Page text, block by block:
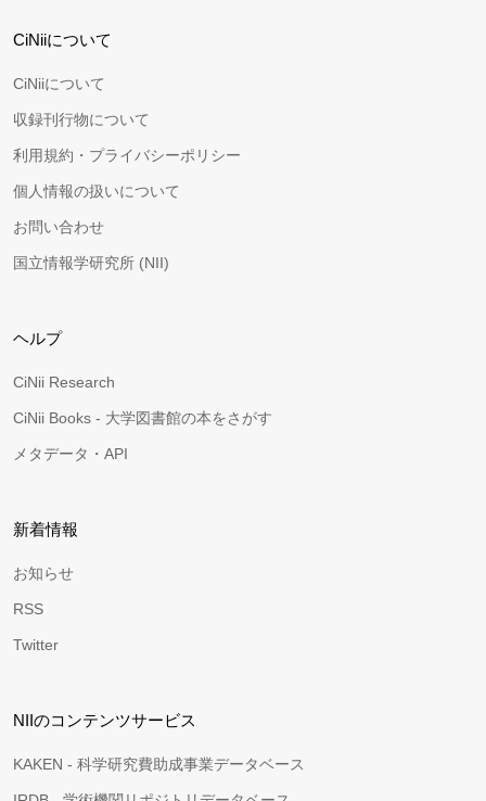
CiNiiについて
CiNiiについて
収録刊行物について
利用規約・プライバシーポリシー
個人情報の扱いについて
お問い合わせ
国立情報学研究所 (NII)
ヘルプ
CiNii Research
CiNii Books - 大学図書館の本をさがす
メタデータ・API
新着情報
お知らせ
RSS
Twitter
NIIのコンテンツサービス
KAKEN - 科学研究費助成事業データベース